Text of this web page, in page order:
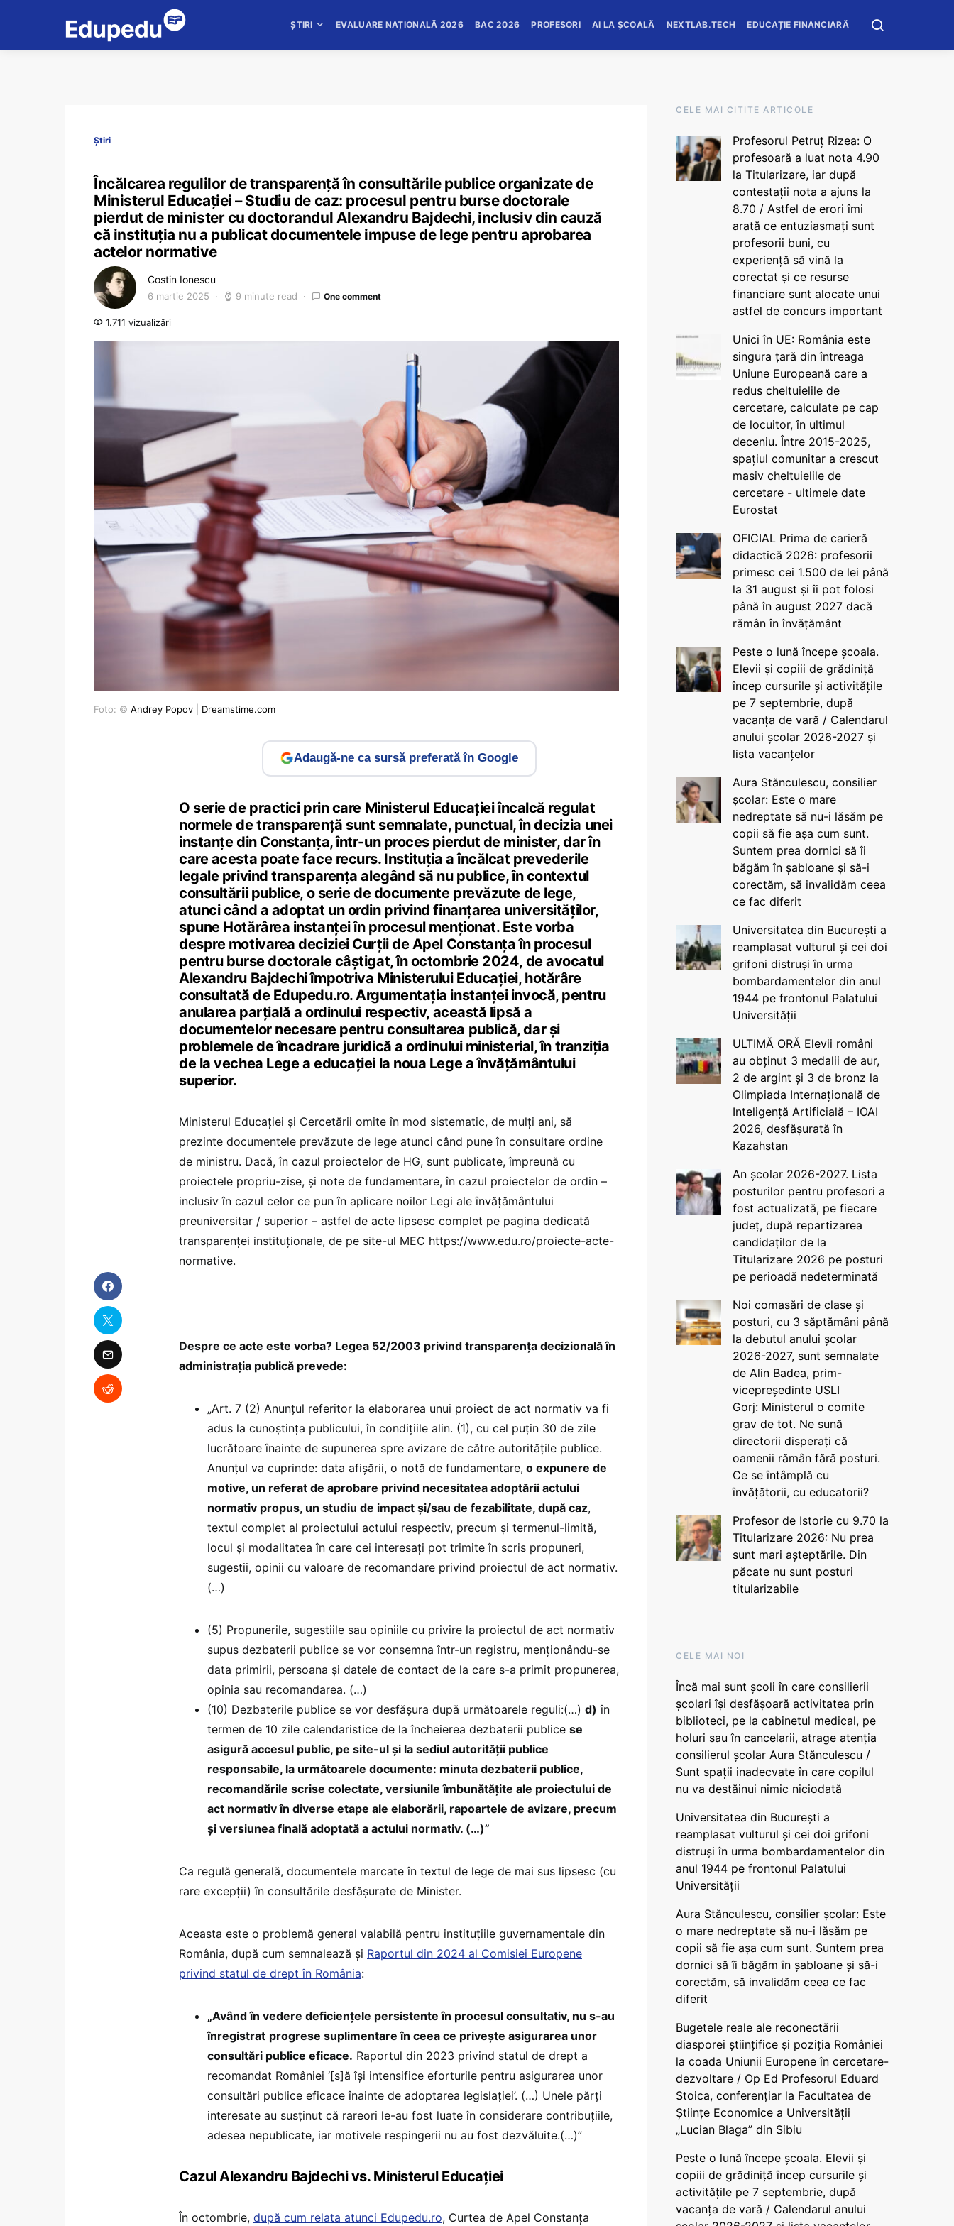
ȘTIRI EVALUARE NAȚIONALĂ 2026 BAC 2026 PROFESORI AI LA ȘCOALĂ NEXTLAB.TECH EDUCAȚIE FINANCIARĂ
Știri
Încălcarea regulilor de transparență în consultările publice organizate de
Ministerul Educației – Studiu de caz: procesul pentru burse doctorale
pierdut de minister cu doctorandul Alexandru Bajdechi, inclusiv din cauză
că instituția nu a publicat documentele impuse de lege pentru aprobarea
actelor normative
Costin Ionescu
6 martie 2025 9 minute read One comment
1.711 vizualizări
Foto: © Andrey Popov Dreamstime.com
Adaugă-ne ca sursă preferată în Google
O serie de practici prin care Ministerul Educației încalcă regulat
normele de transparență sunt semnalate, punctual, în decizia unei
instanțe din Constanța, într-un proces pierdut de minister, dar în
care acesta poate face recurs. Instituția a încălcat prevederile
legale privind transparența alegând să nu publice, în contextul
consultării publice, o serie de documente prevăzute de lege,
atunci când a adoptat un ordin privind finanțarea universităților,
spune Hotărârea instanței în procesul menționat. Este vorba
despre motivarea deciziei Curții de Apel Constanța în procesul
pentru burse doctorale câștigat, în octombrie 2024, de avocatul
Alexandru Bajdechi împotriva Ministerului Educației, hotărâre
consultată de Edupedu.ro. Argumentația instanței invocă, pentru
anularea parțială a ordinului respectiv, această lipsă a
documentelor necesare pentru consultarea publică, dar și
problemele de încadrare juridică a ordinului ministerial, în tranziția
de la vechea Lege a educației la noua Lege a învățământului
superior.
Ministerul Educației și Cercetării omite în mod sistematic, de mulți ani, să
prezinte documentele prevăzute de lege atunci când pune în consultare ordine
de ministru. Dacă, în cazul proiectelor de HG, sunt publicate, împreună cu
proiectele propriu-zise, și note de fundamentare, în cazul proiectelor de ordin –
inclusiv în cazul celor ce pun în aplicare noilor Legi ale învățământului
preuniversitar / superior – astfel de acte lipsesc complet pe pagina dedicată
transparenței instituționale, de pe site-ul MEC https://www.edu.ro/proiecte-acte-
normative.
Despre ce acte este vorba? Legea 52/2003 privind transparența decizională în
administrația publică prevede:
„Art. 7 (2) Anunțul referitor la elaborarea unui proiect de act normativ va fi
adus la cunoștința publicului, în condițiile alin. (1), cu cel puțin 30 de zile
lucrătoare înainte de supunerea spre avizare de către autoritățile publice.
Anunțul va cuprinde: data afișării, o notă de fundamentare, o expunere de
motive, un referat de aprobare privind necesitatea adoptării actului
normativ propus, un studiu de impact și/sau de fezabilitate, după caz,
textul complet al proiectului actului respectiv, precum și termenul-limită,
locul și modalitatea în care cei interesați pot trimite în scris propuneri,
sugestii, opinii cu valoare de recomandare privind proiectul de act normativ.
(…)
(5) Propunerile, sugestiile sau opiniile cu privire la proiectul de act normativ
supus dezbaterii publice se vor consemna într-un registru, menționându-se
data primirii, persoana și datele de contact de la care s-a primit propunerea,
opinia sau recomandarea. (…)
(10) Dezbaterile publice se vor desfășura după următoarele reguli:(…) d) în
termen de 10 zile calendaristice de la încheierea dezbaterii publice se
asigură accesul public, pe site-ul și la sediul autorității publice
responsabile, la următoarele documente: minuta dezbaterii publice,
recomandările scrise colectate, versiunile îmbunătățite ale proiectului de
act normativ în diverse etape ale elaborării, rapoartele de avizare, precum
și versiunea finală adoptată a actului normativ. (…)”
Ca regulă generală, documentele marcate în textul de lege de mai sus lipsesc (cu
rare excepții) în consultările desfășurate de Minister.
Aceasta este o problemă general valabilă pentru instituțiile guvernamentale din
România, după cum semnalează și Raportul din 2024 al Comisiei Europene
privind statul de drept în România:
„Având în vedere deficiențele persistente în procesul consultativ, nu s-au
înregistrat progrese suplimentare în ceea ce privește asigurarea unor
consultări publice eficace. Raportul din 2023 privind statul de drept a
recomandat României ‘[s]ă își intensifice eforturile pentru asigurarea unor
consultări publice eficace înainte de adoptarea legislației’. (…) Unele părți
interesate au susținut că rareori le-au fost luate în considerare contribuțiile,
adesea nepublicate, iar motivele respingerii nu au fost dezvăluite.(…)”
Cazul Alexandru Bajdechi vs. Ministerul Educației
În octombrie, după cum relata atunci Edupedu.ro, Curtea de Apel Constanța
CELE MAI CITITE ARTICOLE
Profesorul Petruț Rizea: O
profesoară a luat nota 4.90
la Titularizare, iar după
contestații nota a ajuns la
8.70 / Astfel de erori îmi
arată ce entuziasmați sunt
profesorii buni, cu
experiență să vină la
corectat și ce resurse
financiare sunt alocate unui
astfel de concurs important
Unici în UE: România este
singura țară din întreaga
Uniune Europeană care a
redus cheltuielile de
cercetare, calculate pe cap
de locuitor, în ultimul
deceniu. Între 2015-2025,
spațiul comunitar a crescut
masiv cheltuielile de
cercetare - ultimele date
Eurostat
OFICIAL Prima de carieră
didactică 2026: profesorii
primesc cei 1.500 de lei până
la 31 august și îi pot folosi
până în august 2027 dacă
rămân în învățământ
Peste o lună începe școala.
Elevii și copiii de grădiniță
încep cursurile și activitățile
pe 7 septembrie, după
vacanța de vară / Calendarul
anului școlar 2026-2027 și
lista vacanțelor
Aura Stănculescu, consilier
școlar: Este o mare
nedreptate să nu-i lăsăm pe
copii să fie așa cum sunt.
Suntem prea dornici să îi
băgăm în șabloane și să-i
corectăm, să invalidăm ceea
ce fac diferit
Universitatea din București a
reamplasat vulturul și cei doi
grifoni distruși în urma
bombardamentelor din anul
1944 pe frontonul Palatului
Universității
ULTIMĂ ORĂ Elevii români
au obținut 3 medalii de aur,
2 de argint și 3 de bronz la
Olimpiada Internațională de
Inteligență Artificială – IOAI
2026, desfășurată în
Kazahstan
An școlar 2026-2027. Lista
posturilor pentru profesori a
fost actualizată, pe fiecare
județ, după repartizarea
candidaților de la
Titularizare 2026 pe posturi
pe perioadă nedeterminată
Noi comasări de clase și
posturi, cu 3 săptămâni până
la debutul anului școlar
2026-2027, sunt semnalate
de Alin Badea, prim-
vicepreședinte USLI
Gorj: Ministerul o comite
grav de tot. Ne sună
directorii disperați că
oamenii rămân fără posturi.
Ce se întâmplă cu
învățătorii, cu educatorii?
Profesor de Istorie cu 9.70 la
Titularizare 2026: Nu prea
sunt mari așteptările. Din
păcate nu sunt posturi
titularizabile
CELE MAI NOI
Încă mai sunt școli în care consilierii
școlari își desfășoară activitatea prin
biblioteci, pe la cabinetul medical, pe
holuri sau în cancelarii, atrage atenția
consilierul școlar Aura Stănculescu /
Sunt spații inadecvate în care copilul
nu va destăinui nimic niciodată
Universitatea din București a
reamplasat vulturul și cei doi grifoni
distruși în urma bombardamentelor din
anul 1944 pe frontonul Palatului
Universității
Aura Stănculescu, consilier școlar: Este
o mare nedreptate să nu-i lăsăm pe
copii să fie așa cum sunt. Suntem prea
dornici să îi băgăm în șabloane și să-i
corectăm, să invalidăm ceea ce fac
diferit
Bugetele reale ale reconectării
diasporei științifice și poziția României
la coada Uniunii Europene în cercetare-
dezvoltare / Op Ed Profesorul Eduard
Stoica, conferențiar la Facultatea de
Științe Economice a Universității
„Lucian Blaga” din Sibiu
Peste o lună începe școala. Elevii și
copiii de grădiniță încep cursurile și
activitățile pe 7 septembrie, după
vacanța de vară / Calendarul anului